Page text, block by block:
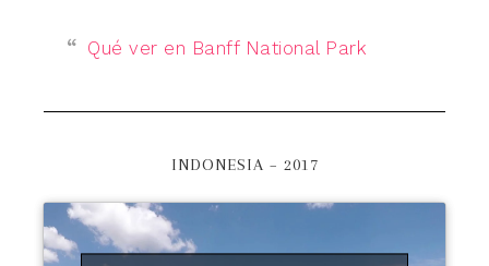
Qué ver en Banff National Park
INDONESIA – 2017